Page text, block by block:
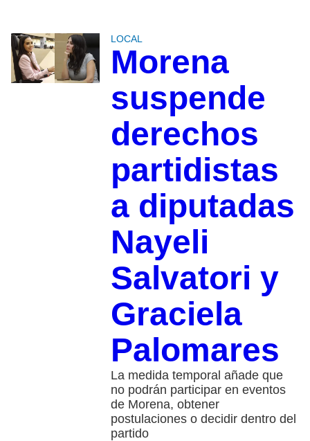
LOCAL
Morena
suspende
derechos
partidistas
a diputadas
Nayeli
Salvatori y
Graciela
Palomares
La medida temporal añade que
no podrán participar en eventos
de Morena, obtener
postulaciones o decidir dentro del
partido